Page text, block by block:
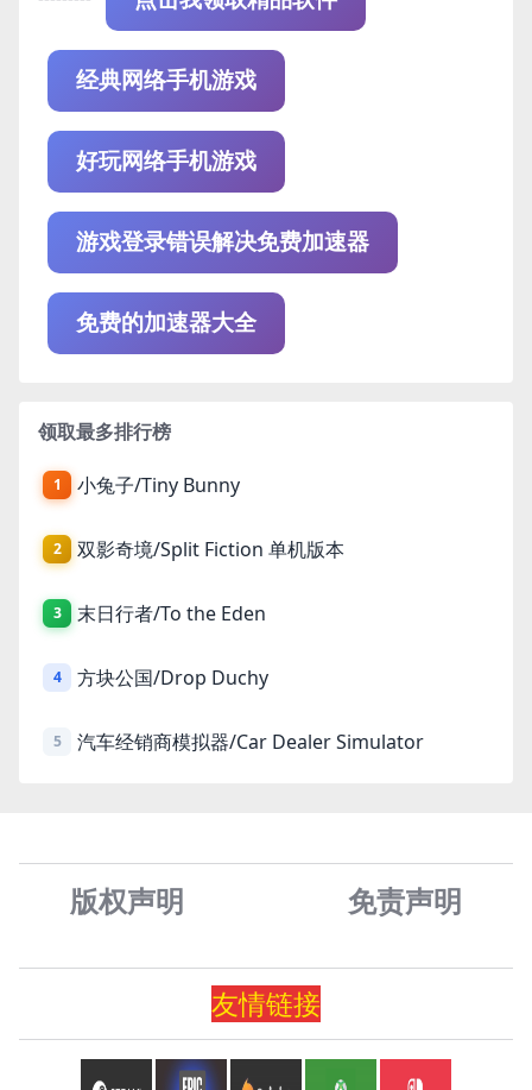
经典网络手机游戏
好玩网络手机游戏
游戏登录错误解决免费加速器
免费的加速器大全
领取最多排行榜
1 小兔子/Tiny Bunny
2 双影奇境/Split Fiction 单机版本
3 末日行者/To the Eden
4 方块公国/Drop Duchy
5 汽车经销商模拟器/Car Dealer Simulator
版权声明 免责声明
友情链接